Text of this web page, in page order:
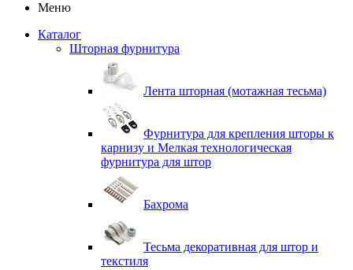
Меню
Каталог
Шторная фурнитура
Лента шторная (мотажная тесьма)
Фурнитура для крепления шторы к
карнизу и Мелкая технологическая
фурнитура для штор
Бахрома
Тесьма декоративная для штор и
текстиля